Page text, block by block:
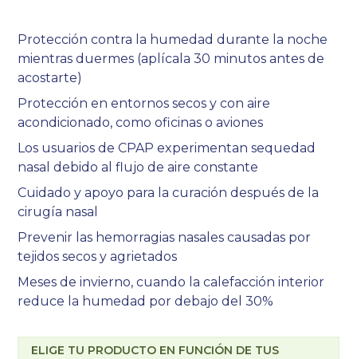
Protección contra la humedad durante la noche
mientras duermes (aplícala 30 minutos antes de
acostarte)
Protección en entornos secos y con aire
acondicionado, como oficinas o aviones
Los usuarios de CPAP experimentan sequedad
nasal debido al flujo de aire constante
Cuidado y apoyo para la curación después de la
cirugía nasal
Prevenir las hemorragias nasales causadas por
tejidos secos y agrietados
Meses de invierno, cuando la calefacción interior
reduce la humedad por debajo del 30%
ELIGE TU PRODUCTO EN FUNCIÓN DE TUS